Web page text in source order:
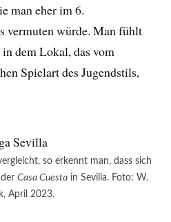
man eher im 6.
vermuten würde. Man fühlt
dem Lokal, das vom
Spielart des Jugendstils,
so erkennt man, dass sich
Casa Cuestain Sevilla. Foto: W.
April 2023.